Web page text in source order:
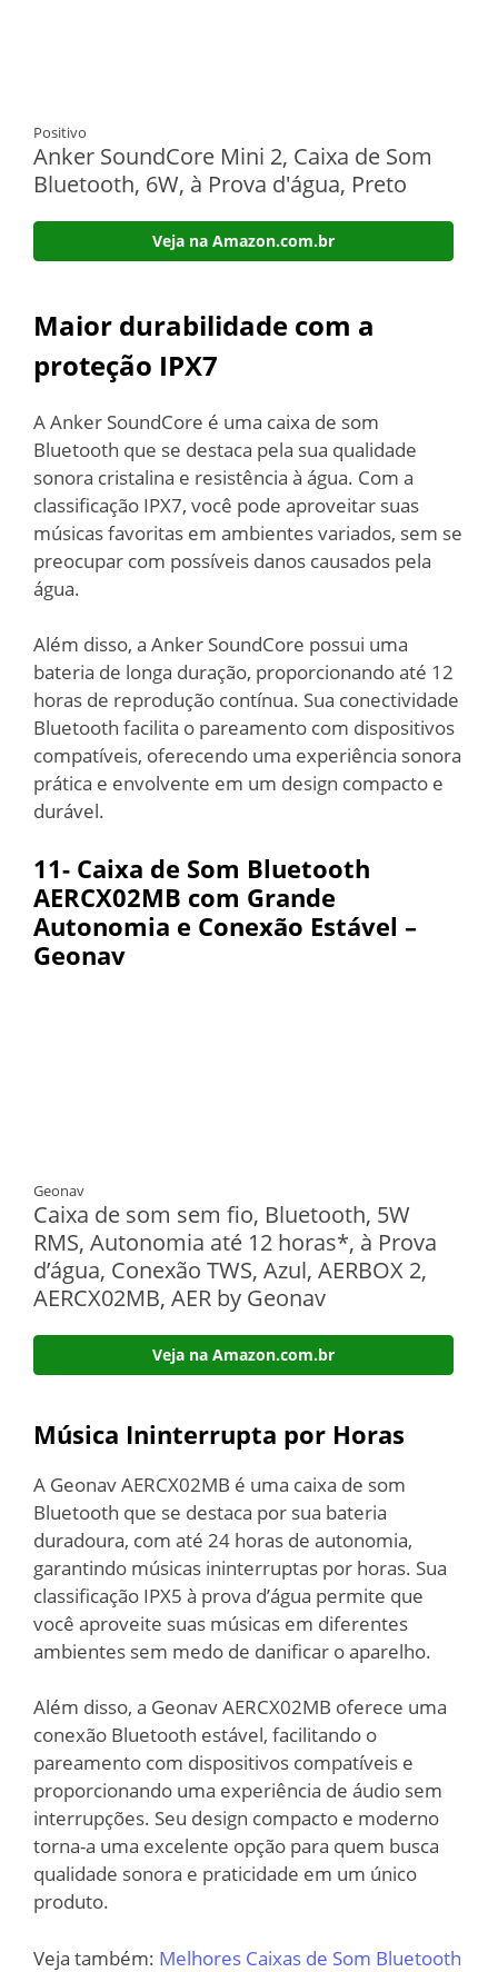
Positivo
Anker SoundCore Mini 2, Caixa de Som
Bluetooth, 6W, à Prova d'água, Preto
Veja na Amazon.com.br
Maior durabilidade com a
proteção IPX7
A Anker SoundCore é uma caixa de som
Bluetooth que se destaca pela sua qualidade
sonora cristalina e resistência à água. Com a
classificação IPX7, você pode aproveitar suas
músicas favoritas em ambientes variados, sem se
preocupar com possíveis danos causados pela
água.
Além disso, a Anker SoundCore possui uma
bateria de longa duração, proporcionando até 12
horas de reprodução contínua. Sua conectividade
Bluetooth facilita o pareamento com dispositivos
compatíveis, oferecendo uma experiência sonora
prática e envolvente em um design compacto e
durável.
11- Caixa de Som Bluetooth
AERCX02MB com Grande
Autonomia e Conexão Estável –
Geonav
Geonav
Caixa de som sem fio, Bluetooth, 5W
RMS, Autonomia até 12 horas*, à Prova
d’água, Conexão TWS, Azul, AERBOX 2,
AERCX02MB, AER by Geonav
Veja na Amazon.com.br
Música Ininterrupta por Horas
A Geonav AERCX02MB é uma caixa de som
Bluetooth que se destaca por sua bateria
duradoura, com até 24 horas de autonomia,
garantindo músicas ininterruptas por horas. Sua
classificação IPX5 à prova d’água permite que
você aproveite suas músicas em diferentes
ambientes sem medo de danificar o aparelho.
Além disso, a Geonav AERCX02MB oferece uma
conexão Bluetooth estável, facilitando o
pareamento com dispositivos compatíveis e
proporcionando uma experiência de áudio sem
interrupções. Seu design compacto e moderno
torna-a uma excelente opção para quem busca
qualidade sonora e praticidade em um único
produto.
Veja também: Melhores Caixas de Som Bluetooth